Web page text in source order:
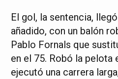
El gol, la sentencia,
añadido, con un balón
Pablo Fornals que
en el 75. Robó la pelota
ejecutó una carrera